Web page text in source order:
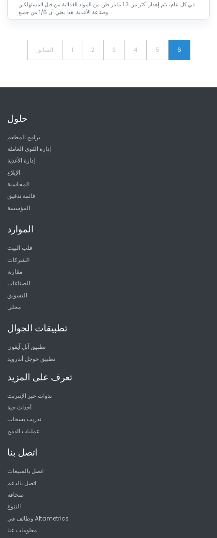
في كل عام، يتم إهدار أكثر من 1.3 مليار طن من المواد الغذائية من قبل المستهلكين
وصناعة الأغذية. هذا يعني أن 1/6 من جميع ...
السابق 1 2 3 4 5 6
حلول
برامج المطعم
إدارة القوى العاملة
إدارة الأغذية
الإبلاغ
المحاسبة
قائمة تدقيق
المؤسسة
الموارد
قلب البيت
الشركات
مقارنة
الصناعات
التسويق
محلي
تطبيقات الجوال
تطبيق آبل آيفون
تطبيق جوجل أندرويد
تعرف على المزيد
ندوات عبر الإنترنت
أحداث حية
تدريب بسحاب
عمليات الدمج
اتصل بنا
اتصل بالمبيعات
اتصل بالدعم
صحافة
التنوع
وظائف في Altametrics
معلومات عنا